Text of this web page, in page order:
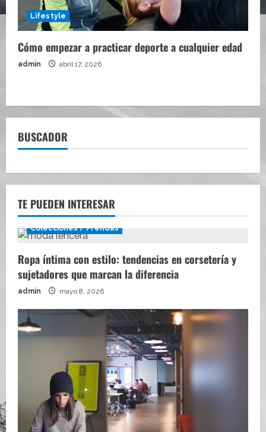
Lifestyle
Cómo empezar a practicar deporte a cualquier edad
admin abril 17, 2026
BUSCADOR
TE PUEDEN INTERESAR
Colecciones / Prendas
Ropa íntima con estilo: tendencias en corsetería y
sujetadores que marcan la diferencia
admin mayo 8, 2026